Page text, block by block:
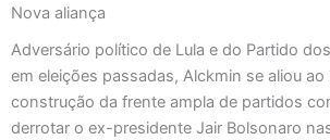
Nova aliança
Adversário político de Lula e do Partido
em eleições passadas, Alckmin se aliou
construção da frente ampla de partidos
derrotar o ex-presidente Jair Bolsonaro